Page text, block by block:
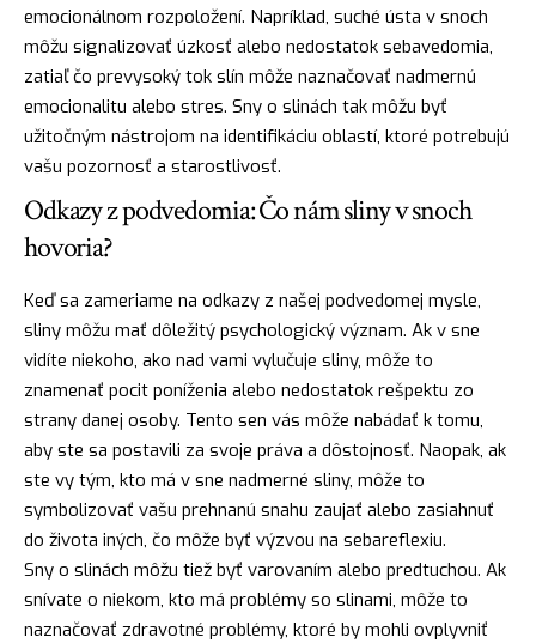
emocionálnom rozpoložení. Napríklad, suché ústa v snoch
môžu signalizovať úzkosť alebo nedostatok sebavedomia,
zatiaľ čo prevysoký tok slín môže naznačovať nadmernú
emocionalitu alebo stres. Sny o slinách tak môžu byť
užitočným nástrojom na identifikáciu oblastí, ktoré potrebujú
vašu pozornosť a starostlivosť.
Odkazy z podvedomia: Čo nám sliny v snoch
hovoria?
Keď sa zameriame na odkazy z našej podvedomej mysle,
sliny môžu mať dôležitý psychologický význam. Ak v sne
vidíte niekoho, ako nad vami vylučuje sliny, môže to
znamenať pocit poníženia alebo nedostatok rešpektu zo
strany danej osoby. Tento sen vás môže nabádať k tomu,
aby ste sa postavili za svoje práva a dôstojnosť. Naopak, ak
ste vy tým, kto má v sne nadmerné sliny, môže to
symbolizovať vašu prehnanú snahu zaujať alebo zasiahnuť
do života iných, čo môže byť výzvou na sebareflexiu.
Sny o slinách môžu tiež byť varovaním alebo predtuchou. Ak
snívate o niekom, kto má problémy so slinami, môže to
naznačovať zdravotné problémy, ktoré by mohli ovplyvniť